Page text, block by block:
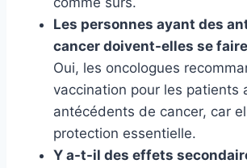
Les personnes ayant des
cancer doivent-elles se
Oui, les oncologues
vaccination pour les patients
antécédents de cancer, car
protection essentielle.
Y a-t-il des effets